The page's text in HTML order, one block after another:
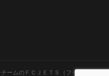
ームのＦＣＪＥＴＳ（フットボール